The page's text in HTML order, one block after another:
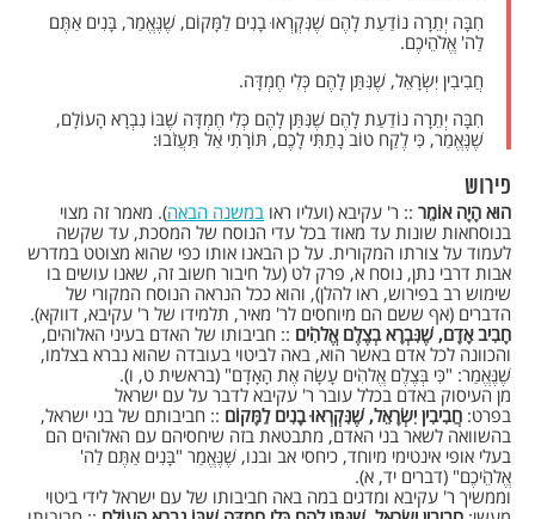
חִבָּה יְתֵרָה נוֹדַעַת לָהֶם שֶׁנִּקְרְאוּ בָנִים לַמָּקוֹם, שֶׁנֶּאֱמַר, בָּנִים אַתֶּם
לַה' אֱלֹהֵיכֶם.
חֲבִיבִין יִשְׂרָאֵל, שֶׁנִּתַּן לָהֶם כְּלִי חֶמְדָּה.
חִבָּה יְתֵרָה נוֹדַעַת לָהֶם שֶׁנִּתַּן לָהֶם כְּלִי חֶמְדָּה שֶׁבּוֹ נִבְרָא הָעוֹלָם,
שֶׁנֶּאֱמַר, כִּי לֶקַח טוֹב נָתַתִּי לָכֶם, תּוֹרָתִי אַל תַּעֲזֹבוּ:
פירוש
הוּא הָיָה אוֹמֵר :: ר' עקיבא (ועליו ראו במשנה הבאה). מאמר זה מצוי
בנוסחאות שונות עד מאוד בכל עדי הנוסח של המסכת, עד שקשה
לעמוד על צורתו המקורית. על כן הבאנו אותו כפי שהוא מצוטט במדרש
אבות דרבי נתן, נוסח א, פרק לט (על חיבור חשוב זה, שאנו עושים בו
שימוש רב בפירוש, ראו להלן), והוא ככל הנראה הנוסח המקורי של
הדברים (אף ששם הם מיוחסים לר' מאיר, תלמידו של ר' עקיבא, דווקא).
חָבִיב אָדָם, שֶׁנִּבְרָא בְצֶלֶם אֱלהִֹים :: חביבותו של האדם בעיני האלוהים,
והכוונה לכל אדם באשר הוא, באה לביטוי בעובדה שהוא נברא בצלמו,
שֶׁנֶּאֱמַר: "כִּי בְּצֶלֶם אֱלהִֹים עָשָׂה אֶת הָאָדָם" (בראשית ט, ו).
מן העיסוק באדם בכלל עובר ר' עקיבא לדבר על עם ישראל
בפרט: חֲבִיבִין יִשְׂרָאֵל, שֶׁנִּקְרְאוּ בָנִים לַמָּקוֹם :: חביבותם של בני ישראל,
בהשוואה לשאר בני האדם, מתבטאת בזה שיחסיהם עם האלוהים הם
בעלי אופי אינטימי מיוחד, כיחסי אב ובנו, שֶׁנֶּאֱמַר "בָּנִים אַתֶּם לַה'
אֱלהֵֹיכֶם" (דברים יד, א).
וממשיך ר' עקיבא ומדגים במה באה חביבותו של עם ישראל לידי ביטוי